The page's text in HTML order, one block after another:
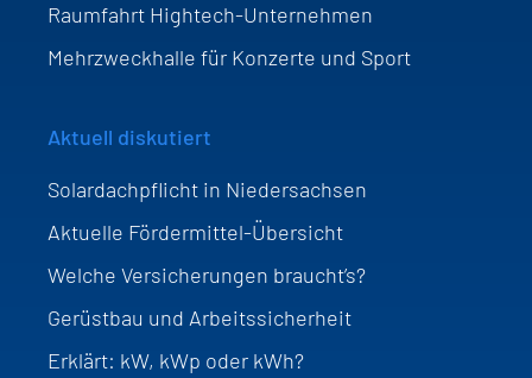
Raumfahrt Hightech-Unternehmen
Mehrzweckhalle für Konzerte und Sport
Aktuell diskutiert
Solardachpflicht in Niedersachsen
Aktuelle Fördermittel-Übersicht
Welche Versicherungen braucht’s?
Gerüstbau und Arbeitssicherheit
Erklärt: kW, kWp oder kWh?